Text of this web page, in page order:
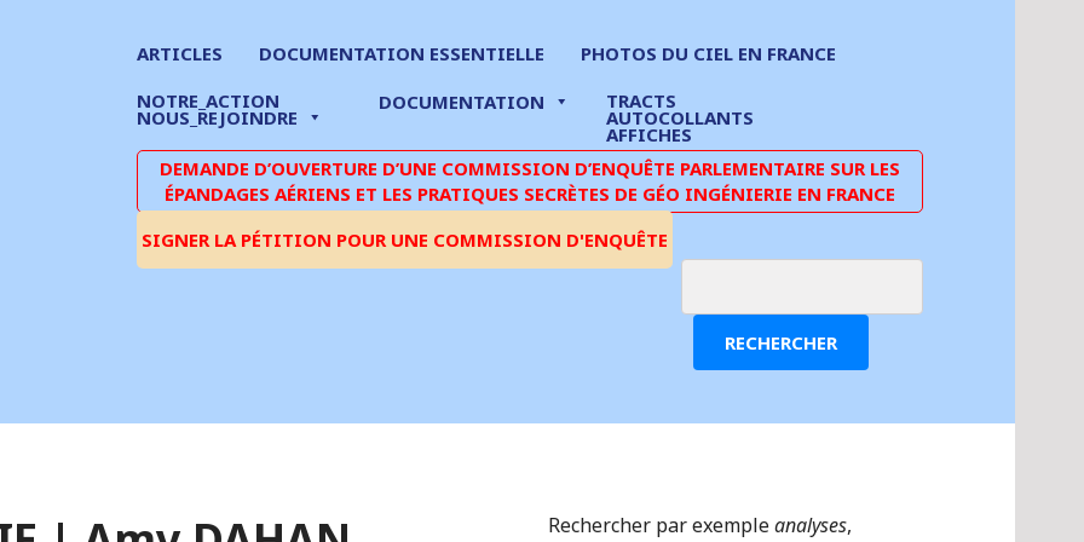
ARTICLES DOCUMENTATION ESSENTIELLE
PHOTOS DU CIEL EN FRANCE
NOTRE_ACTION
NOUS_REJOINDRE
DOCUMENTATION TRACTS
AUTOCOLLANTS
AFFICHES
DEMANDE D’OUVERTURE D’UNE COMMISSION D’ENQUÊTE PARLEMENTAIRE SUR LES
ÉPANDAGES AÉRIENS ET LES PRATIQUES SECRÈTES DE GÉO INGÉNIERIE EN FRANCE
SIGNER LA PÉTITION POUR UNE COMMISSION D'ENQUÊTE
RECHERCHER
Rechercher par exempleanalyses,